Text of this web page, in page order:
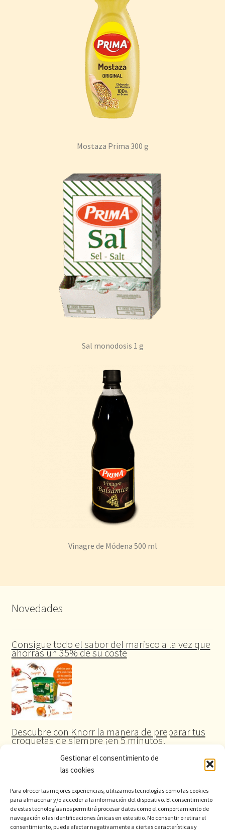
Gestionar el consentimiento de
las cookies
Para ofrecer las mejores experiencias, utilizamos tecnologías como las cookies
para almacenar y/o acceder a la información del dispositivo. El consentimiento
de estas tecnologías nos permitirá procesar datos como el comportamiento de
navegación o las identificaciones únicas en este sitio. No consentir o retirar el
consentimiento, puede afectar negativamente a ciertas características y
Mostaza Prima 300 g
Sal monodosis 1 g
Vinagre de Módena 500 ml
Novedades
Consigue todo el sabor del marisco a la vez que
ahorras un 35% de su coste
Descubre con Knorr la manera de preparar tus
croquetas de siempre ¡en 5 minutos!